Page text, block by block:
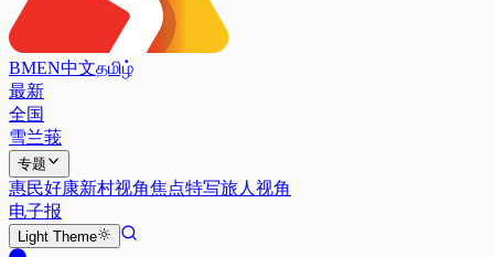
BMEN中文தமிழ்
最新
全国
雪兰莪
专题
惠民好康新村视角焦点特写旅人视角
电子报
Light Theme